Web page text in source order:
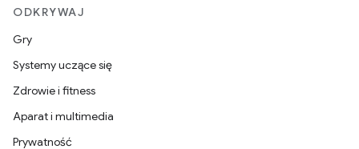
ODKRYWAJ
Gry
Systemy uczące się
Zdrowie i fitness
Aparat i multimedia
Prywatność